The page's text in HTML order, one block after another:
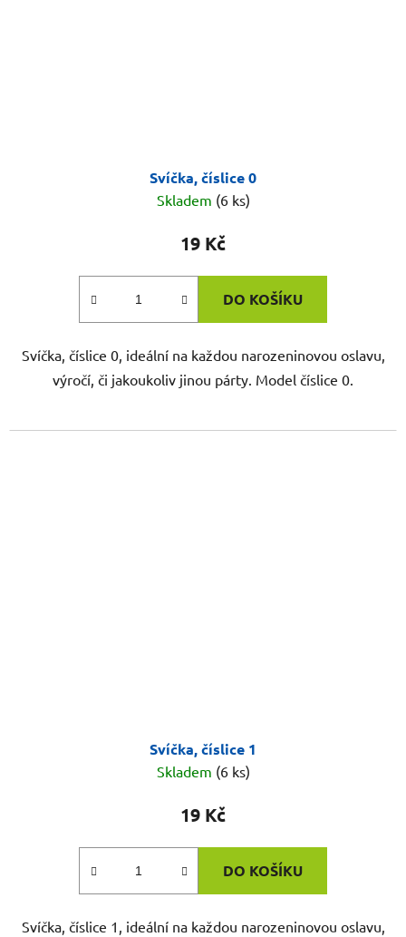
Svíčka, číslice 0
Skladem (6 ks)
19 Kč
DO KOŠÍKU
Svíčka, číslice 0, ideální na každou narozeninovou oslavu,
výročí, či jakoukoliv jinou párty. Model číslice 0.
Svíčka, číslice 1
Skladem (6 ks)
19 Kč
DO KOŠÍKU
Svíčka, číslice 1, ideální na každou narozeninovou oslavu,